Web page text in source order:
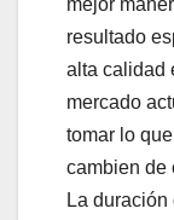
resultado
alta calidad
mercado
tomar lo
cambien de
La